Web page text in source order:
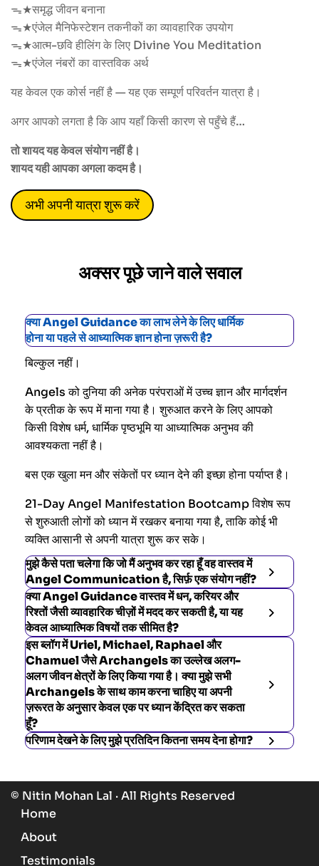
ᯓ★समृद्ध जीवन बनाना
ᯓ★एंजेल मैनिफेस्टेशन तकनीकों का व्यावहारिक उपयोग
ᯓ★आत्म-छवि हीलिंग के लिए Divine You Meditation
ᯓ★एंजेल नंबरों का वास्तविक अर्थ
यह केवल एक कोर्स नहीं है — यह एक सम्पूर्ण परिवर्तन यात्रा है।
अगर आपको लगता है कि आप यहाँ किसी कारण से पहुँचे हैं…
तो शायद यह केवल संयोग नहीं है।
शायद यही आपका अगला कदम है।
अभी अपनी यात्रा शुरू करें
अक्सर पूछे जाने वाले सवाल
क्या Angel Guidance का लाभ लेने के लिए धार्मिक
होना या पहले से आध्यात्मिक ज्ञान होना ज़रूरी है?
बिल्कुल नहीं।
Angels को दुनिया की अनेक परंपराओं में उच्च ज्ञान और मार्गदर्शन
के प्रतीक के रूप में माना गया है। शुरुआत करने के लिए आपको
किसी विशेष धर्म, धार्मिक पृष्ठभूमि या आध्यात्मिक अनुभव की
आवश्यकता नहीं है।
बस एक खुला मन और संकेतों पर ध्यान देने की इच्छा होना पर्याप्त है।
21-Day Angel Manifestation Bootcamp विशेष रूप
से शुरुआती लोगों को ध्यान में रखकर बनाया गया है, ताकि कोई भी
व्यक्ति आसानी से अपनी यात्रा शुरू कर सके।
मुझे कैसे पता चलेगा कि जो मैं अनुभव कर रहा हूँ वह वास्तव में
Angel Communication है, सिर्फ़ एक संयोग नहीं?
क्या Angel Guidance वास्तव में धन, करियर और
रिश्तों जैसी व्यावहारिक चीज़ों में मदद कर सकती है, या यह
केवल आध्यात्मिक विषयों तक सीमित है?
इस ब्लॉग में Uriel, Michael, Raphael और
Chamuel जैसे Archangels का उल्लेख अलग-
अलग जीवन क्षेत्रों के लिए किया गया है। क्या मुझे सभी
Archangels के साथ काम करना चाहिए या अपनी
ज़रूरत के अनुसार केवल एक पर ध्यान केंद्रित कर सकता
हूँ?
परिणाम देखने के लिए मुझे प्रतिदिन कितना समय देना होगा?
© Nitin Mohan Lal · All Rights Reserved
Home
About
Testimonials